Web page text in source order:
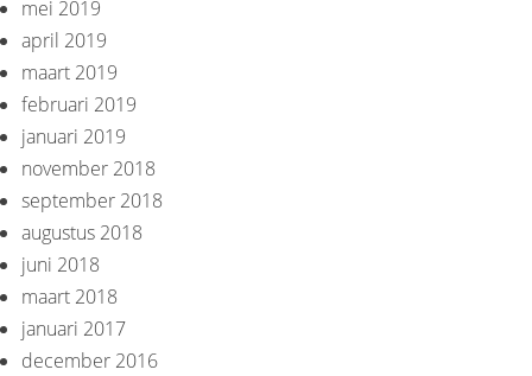
mei 2019
april 2019
maart 2019
februari 2019
januari 2019
november 2018
september 2018
augustus 2018
juni 2018
maart 2018
januari 2017
december 2016